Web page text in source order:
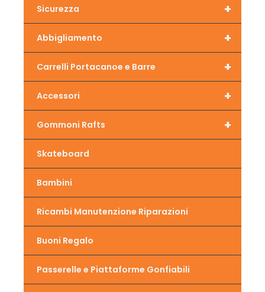
+
Sicurezza
+
Abbigliamento
+
Carrelli Portacanoe e Barre
+
Accessori
+
Gommoni Rafts
Skateboard
Bambini
Ricambi Manutenzione Riparazioni
Buoni Regalo
Passerelle e Piattaforme Gonfiabili